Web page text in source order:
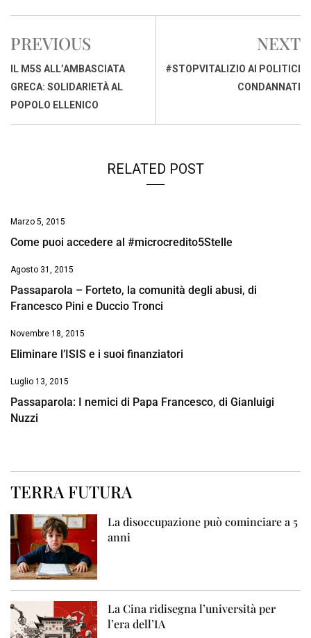
c
b
o
o
k
a
s
A
p
p
n
d
I
r
a
p
i
i
PREVIOUS
IL M5S ALL’AMBASCIATA
GRECA: SOLIDARIETÀ AL
POPOLO ELLENICO
NEXT
#STOPVITALIZIO AI POLITICI
CONDANNATI
RELATED POST
Marzo 5, 2015
Come puoi accedere al #microcredito5Stelle
Agosto 31, 2015
Passaparola – Forteto, la comunità degli abusi, di
Francesco Pini e Duccio Tronci
Novembre 18, 2015
Eliminare l’ISIS e i suoi finanziatori
Luglio 13, 2015
Passaparola: I nemici di Papa Francesco, di Gianluigi
Nuzzi
TERRA FUTURA
La disoccupazione può cominciare a 5
anni
La Cina ridisegna l’università per
l’era dell’IA